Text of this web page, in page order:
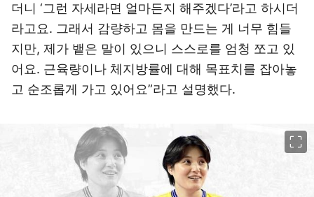
더니 ‘그런 자세라면 얼마든지 해주겠다’라고 하시더
라고요. 그래서 감량하고 몸을 만드는 게 너무 힘들
지만, 제가 뱉은 말이 있으니 스스로를 엄청 쪼고 있
어요. 근육량이나 체지방률에 대해 목표치를 잡아놓
고 순조롭게 가고 있어요”라고 설명했다.